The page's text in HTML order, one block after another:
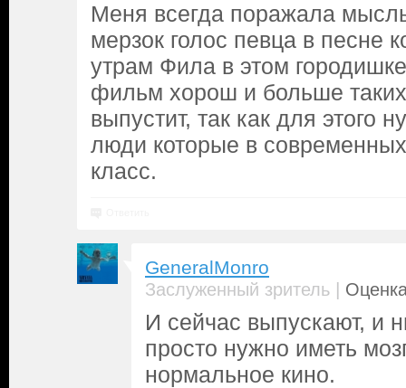
Меня всегда поражала
мерзок голос певца в песне
утрам Фила в этом
фильм хорош и больше
выпустит, так как для этого
люди которые в
класс.
GeneralMonro
Заслуженный зритель |
И сейчас выпускают, и
просто нужно иметь
нормальное кино.